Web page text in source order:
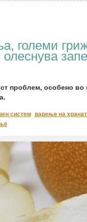
големи
проблем, особено
систем варење на